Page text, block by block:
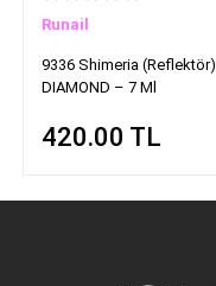
Runail
9336 Shimeria (Reflektör)
DIAMOND – 7 Ml
420.00 TL